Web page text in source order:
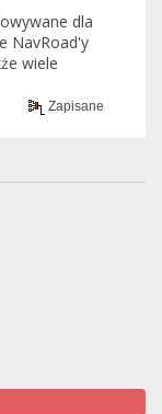
dla
NavRoad'y
wiele
Zapisane